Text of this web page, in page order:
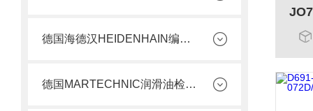
德国海德汉HEIDENHAIN编码器
德国MARTECHNIC润滑油检测套件